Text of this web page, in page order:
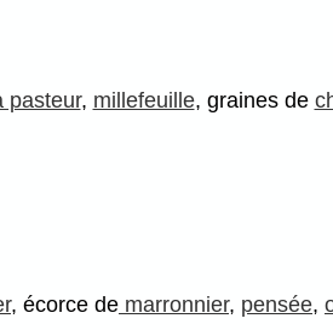
pasteur, millefeuille, graines de
, écorce de marronnier, pensée,